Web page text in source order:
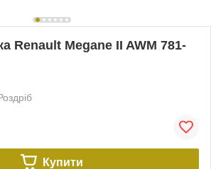
Renault Megane II AWM 781-
Купити